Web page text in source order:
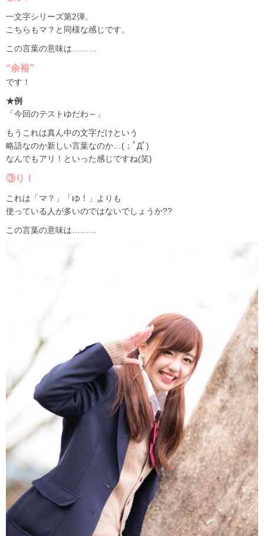
一文字シリーズ第2弾。
こちらもマ？と同様な感じです。
この言葉の意味は………
“余裕”
です！
★例
「今回のテストゆだわ～」
もうこれは真ん中の文字だけという
略語なのか新しい言葉なのか…(；ﾟДﾟ)
なんでもアリ！といった感じですね(笑)
③り！
これは「マ？」「ゆ！」よりも
使っている人が多いのではないでしょうか??
この言葉の意味は………